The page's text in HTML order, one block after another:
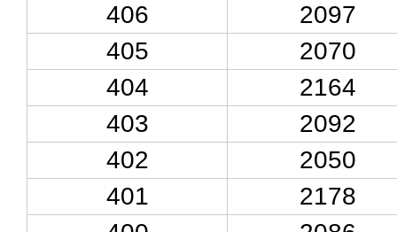
406
2097
405
2070
404
2164
403
2092
402
2050
401
2178